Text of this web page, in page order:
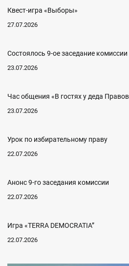
Квест-игра «Выборы»
27.07.2026
Состоялось 9-ое заседание комиссии
23.07.2026
Час общения «В гостях у деда
23.07.2026
Урок по избирательному праву
22.07.2026
Анонс 9-го заседания комиссии
22.07.2026
Игра «TERRA DEMOCRATIA”
22.07.2026